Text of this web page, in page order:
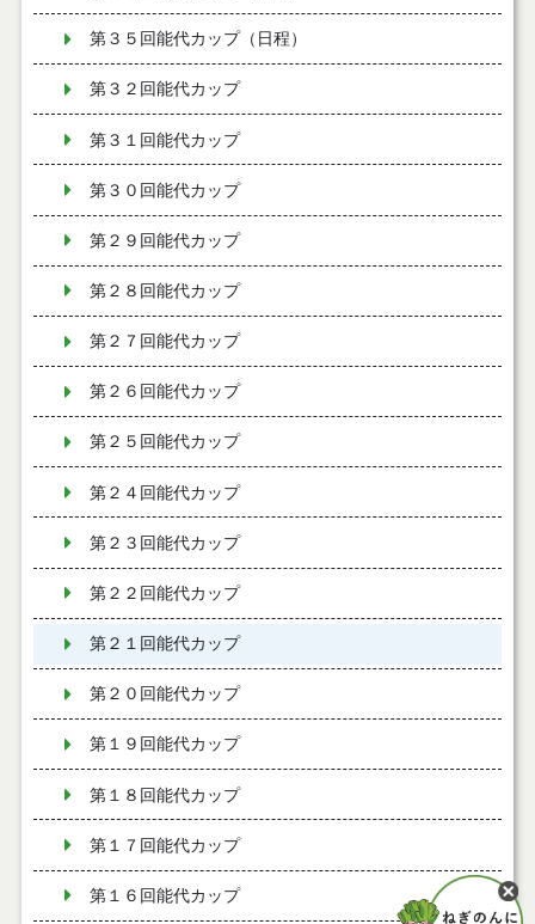
第３５回能代カップ（日程）
第３２回能代カップ
第３１回能代カップ
第３０回能代カップ
第２９回能代カップ
第２８回能代カップ
第２７回能代カップ
第２６回能代カップ
第２５回能代カップ
第２４回能代カップ
第２３回能代カップ
第２２回能代カップ
第２１回能代カップ
第２０回能代カップ
第１９回能代カップ
第１８回能代カップ
第１７回能代カップ
第１６回能代カップ